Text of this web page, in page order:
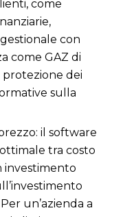
come
con
come GAZ di
protezione dei
sulla
il software
tra costo
investimento
un’azienda a